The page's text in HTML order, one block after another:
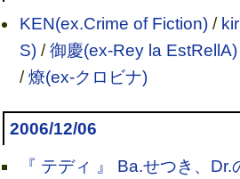
KEN(ex.Crime of Fiction)/
S)/御慶(ex-Rey la EstRellA)
/燎(ex-クロビナ)
2006/12/06
『 テディ 』 Ba.せつき、Dr.